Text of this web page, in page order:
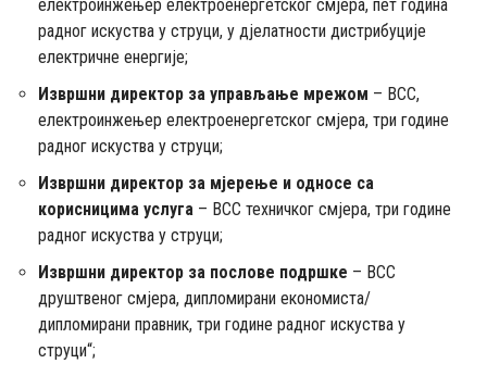
електроинжењер електроенергетског смјера, пет година
радног искуства у струци, у дјелатности дистрибуције
електричне енергије;
Извршни директор за управљање мрежом – ВСС,
електроинжењер електроенергетског смјера, три године
радног искуства у струци;
Извршни директор за мјерење и односе са
корисницима услуга – ВСС техничког смјера, три године
радног искуства у струци;
Извршни директор за послове подршке – ВСС
друштвеног смјера, дипломирани економиста/
дипломирани правник, три године радног искуства у
струци“;